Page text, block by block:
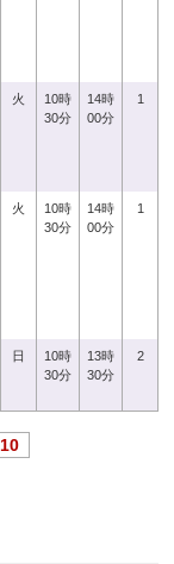
火
10時
30分
14時
00分
1
火
10時
30分
14時
00分
1
日
10時
30分
13時
30分
2
10